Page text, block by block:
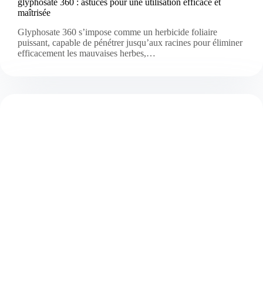
glyphosate 360 : astuces pour une utilisation efficace et
maîtrisée
Glyphosate 360 s’impose comme un herbicide foliaire
puissant, capable de pénétrer jusqu’aux racines pour éliminer
efficacement les mauvaises herbes,…